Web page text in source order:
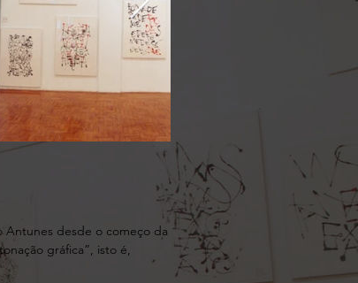
Antunes desde o começo da
gráfica”, isto é,